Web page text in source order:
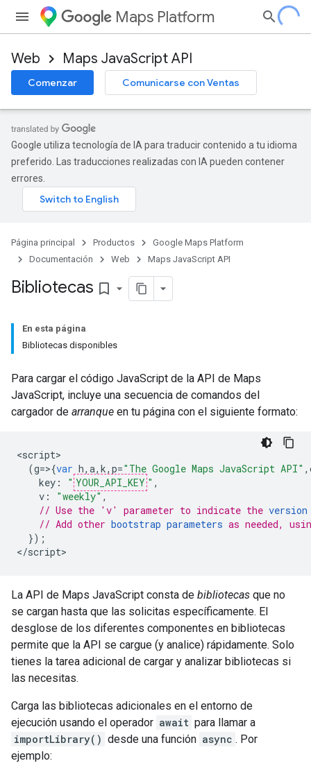
Maps Platform
Web Maps JavaScript API
Comenzar Comunicarse con Ventas
Google utiliza tecnología de IA para traducir contenido a tu idioma
preferido. Las traducciones realizadas con IA pueden contener
errores.
Página principal Productos
Google Maps Platform
Documentación
Web Maps JavaScript API
Bibliotecas bookmark_border
En esta página
Bibliotecas disponibles
Para cargar el código JavaScript de la API de Maps
JavaScript, incluye una secuencia de comandos del
cargador de arranque en tu página con el siguiente formato:
<script
(g=>{var h, a, k, p="The Google Maps JavaScript API" ,
key : " YOUR_API_KEY " ,
v : "weekly" ,
// Use the 'v' parameter to indicate the version
// Add other bootstrap parameters as needed,
});
</script>
La API de Maps JavaScript consta de bibliotecas que no
se cargan hasta que las solicitas específicamente. El
desglose de los diferentes componentes en bibliotecas
permite que la API se cargue (y analice) rápidamente. Solo
tienes la tarea adicional de cargar y analizar bibliotecas si
las necesitas.
Carga las bibliotecas adicionales en el entorno de
ejecución usando el operador await para llamar a
importLibrary() desde una función async . Por
ejemplo: